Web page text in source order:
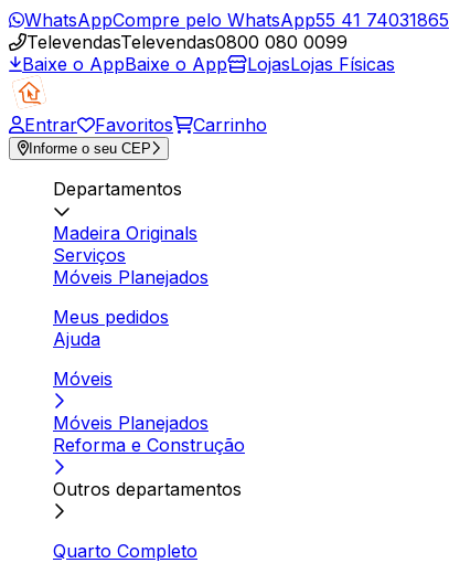
WhatsAppCompre pelo WhatsApp55 41 74031865
TelevendasTelevendas0800 080 0099
Baixe o AppBaixe o App LojasLojas Físicas
Entrar Favoritos Carrinho
Informe o seu CEP
Departamentos
Madeira Originals
Serviços
Móveis Planejados
Meus pedidos
Ajuda
Móveis
Móveis Planejados
Reforma e Construção
Outros departamentos
Quarto Completo